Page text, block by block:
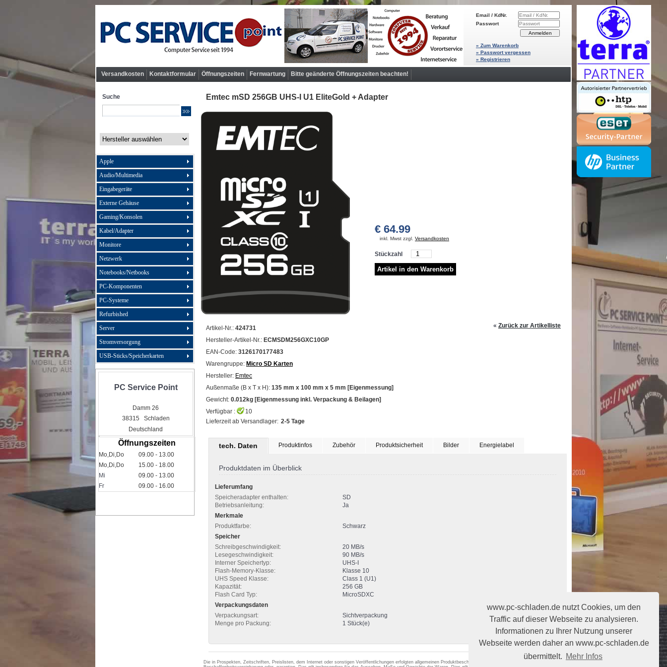
www.pc-schladen.de nutzt Cookies, um den
Traffic auf dieser Webseite zu analysieren.
Informationen zu Ihrer Nutzung unserer
Webseite werden daher an www.pc-schladen.de
übermittelt. Mehr Infos
Email / KdNr.
Passwort
» Zum Warenkorb
» Passwort vergessen
» Registrieren
Versandkosten Kontaktformular Öffnungszeiten Fernwartung Bitte geänderte Öffnungszeiten beachten!
Suche
Apple
Audio/Multimedia
Eingabegeräte
Externe Gehäuse
Gaming/Konsolen
Kabel/Adapter
Monitore
Netzwerk
Notebooks/Netbooks
PC-Komponenten
PC-Systeme
Refurbished
Server
Stromversorgung
USB-Sticks/Speicherkarten
PC Service Point
Damm 26
38315 Schladen
Deutschland
Öffnungszeiten
Mo,Di,Do
09.00 - 13.00
Mo,Di,Do
15.00 - 18.00
Mi
09.00 - 13.00
Fr
09.00 - 16.00
Emtec mSD 256GB UHS-I U1 EliteGold + Adapter
Artikel-Nr.: 424731
Hersteller-Artikel-Nr.: ECMSDM256GXC10GP
EAN-Code: 3126170177483
Warengruppe: Micro SD Karten
Hersteller: Emtec
Außenmaße (B x T x H): 135 mm x 100 mm x 5 mm [Eigenmessung]
Gewicht: 0.012kg [Eigenmessung inkl. Verpackung & Beilagen]
Verfügbar :
10
Lieferzeit ab Versandlager: 2-5 Tage
€ 64.99
inkl. Mwst zzgl. Versandkosten
Stückzahl
« Zurück zur Artikelliste
tech. Daten Produktinfos Zubehör Produktsicherheit Bilder Energielabel
Produktdaten im Überblick
Lieferumfang
Speicheradapter enthalten:
SD
Betriebsanleitung:
Ja
Merkmale
Produktfarbe:
Schwarz
Speicher
Schreibgeschwindigkeit:
20 MB/s
Lesegeschwindigkeit:
90 MB/s
Interner Speichertyp:
UHS-I
Flash-Memory-Klasse:
Klasse 10
UHS Speed Klasse:
Class 1 (U1)
Kapazität:
256 GB
Flash Card Typ:
MicroSDXC
Verpackungsdaten
Verpackungsart:
Sichtverpackung
Menge pro Packung:
1 Stück(e)
Die in Prospekten, Zeitschriften, Preislisten, dem Internet oder sonstigen Veröffentlichungen erfolgten allgemeinen Produktbeschreibungen begründen keine